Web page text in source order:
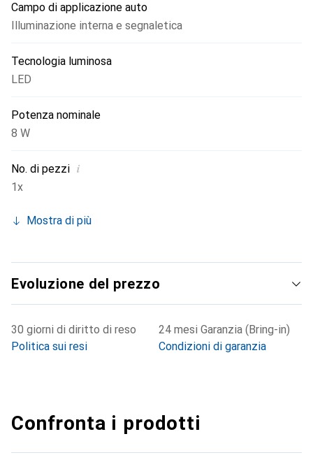
Campo di applicazione auto
Illuminazione interna e segnaletica
Tecnologia luminosa
LED
Potenza nominale
8 W
No. di pezzi i
1x
Mostra di più
Evoluzione del prezzo
30 giorni di diritto di reso
Politica sui resi
24 mesi Garanzia (Bring-in)
Condizioni di garanzia
Confronta i prodotti